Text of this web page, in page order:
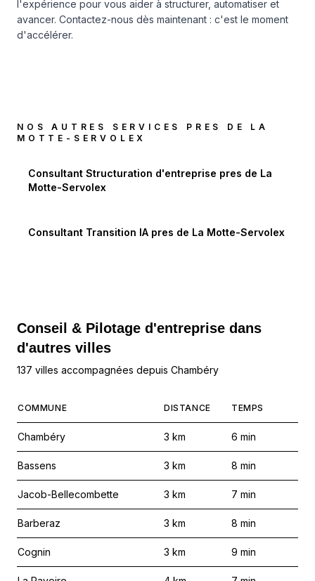
l'expérience pour vous aider à structurer, automatiser et
avancer. Contactez-nous dès maintenant : c'est le moment
d'accélérer.
NOS AUTRES SERVICES PRES DE LA
MOTTE-SERVOLEX
Consultant Structuration d'entreprise pres de La
Motte-Servolex
Consultant Transition IA pres de La Motte-Servolex
Conseil & Pilotage d'entreprise dans
d'autres villes
137 villes accompagnées depuis Chambéry
COMMUNE DISTANCE TEMPS
Chambéry 3 km 6 min
Bassens 3 km 8 min
Jacob-Bellecombette 3 km 7 min
Barberaz 3 km 8 min
Cognin 3 km 9 min